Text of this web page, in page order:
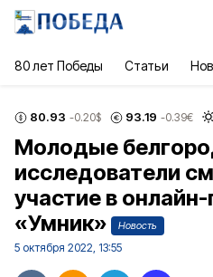
80 лет Победы Статьи
80.93 -0.20$ 93.19 -0.39€
Молодые
исследователи
участие в
«Умник»
Новость
5 октября 2022, 13:55